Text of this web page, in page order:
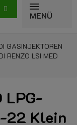
MENÜ
GASINJEKTOREN
RENZO LSI MED
LPG-
22 Klein